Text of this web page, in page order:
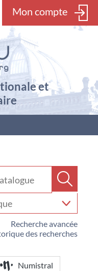
Mon compte
et
Recherche avancée
des recherches
Numistral